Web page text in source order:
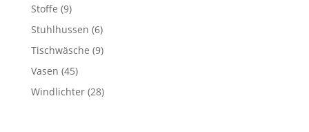
Stoffe 99
Produkte
Stuhlhussen 66
Produkte
Tischwäsche 99
Vasen 4545
Produkte
Windlichter 2828